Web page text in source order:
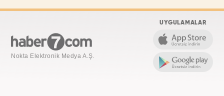
Nokta Elektronik Medya A.Ş.
UYGULAMALAR